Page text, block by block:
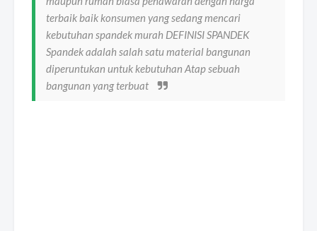
terbaik baik konsumen yang sedang mencari
kebutuhan spandek murah DEFINISI SPANDEK
Spandek adalah salah satu material bangunan
diperuntukan untuk kebutuhan Atap sebuah
bangunan yang terbuat